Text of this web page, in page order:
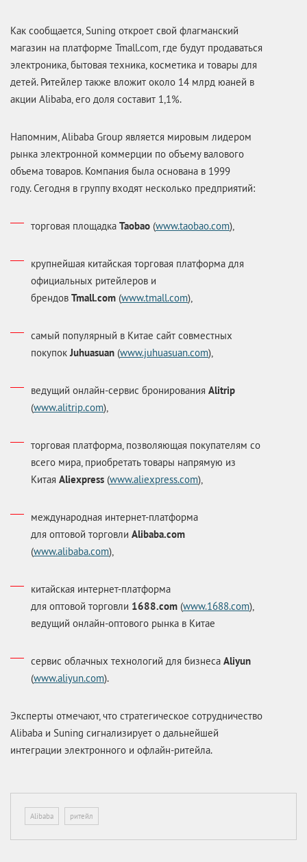
Как сообщается, Suning откроет свой флагманский
магазин на платформе Tmall.com, где будут продаваться
электроника, бытовая техника, косметика и товары для
детей. Ритейлер также вложит около 14 млрд юаней в
акции Alibaba, его доля составит 1,1%.
Напомним, Alibaba Group является мировым лидером
рынка электронной коммерции по объему валового
объема товаров. Компания была основана в 1999
году. Сегодня в группу входят несколько предприятий:
торговая площадка Taobao (www.taobao.com),
крупнейшая китайская торговая платформа для
официальных ритейлеров и
брендов Tmall.com (www.tmall.com),
самый популярный в Китае сайт совместных
покупокJuhuasuan (www.juhuasuan.com),
ведущий онлайн-сервис бронирования Alitrip
(www.alitrip.com),
торговая платформа, позволяющая покупателям со
всего мира, приобретать товары напрямую из
Китая Аliexpress (www.aliexpress.com),
международная интернет-платформа
для оптовой торговли Alibaba.com
(www.alibaba.com),
китайская интернет-платформа
для оптовой торговли 1688.com (www.1688.com),
ведущий онлайн-оптового рынка в Китае
сервис облачных технологий для бизнеса Aliyun
(www.aliyun.com).
Эксперты отмечают, что стратегическое сотрудничество
Alibaba и Suning сигнализирует о дальнейшей
интеграции электронного и офлайн-ритейла.
Alibaba ритейл